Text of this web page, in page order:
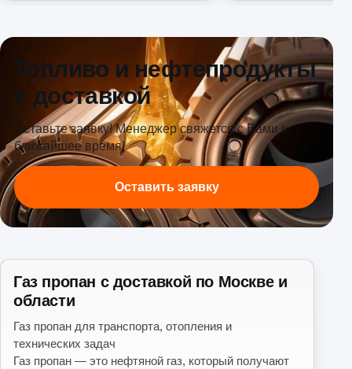
Топливо и нефтепродукты
с доставкой
Оставьте заявку! Менеджер свяжется с Вами в
ближайшее время!
Оставить заявку
Газ пропан с доставкой по Москве и
области
Газ пропан для транспорта, отопления и
технических задач
Газ пропан — это нефтяной газ, который получают